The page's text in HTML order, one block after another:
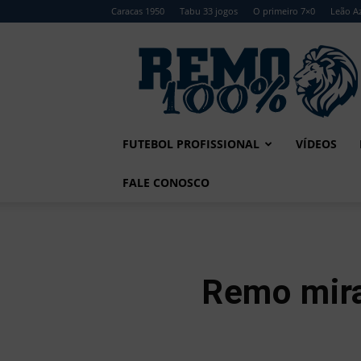
Caracas 1950 Tabu 33 jogos O primeiro 7×0 Leão
Remo
FUTEBOL PROFISSIONAL VÍDEOS
FALE CONOSCO
Remo